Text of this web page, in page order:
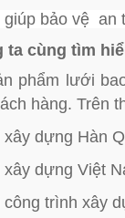
giúp bảo vệ an
ta cùng tìm
phẩm lưới
hàng. Trên
dựng Hàn
dựng Việt
trình xây